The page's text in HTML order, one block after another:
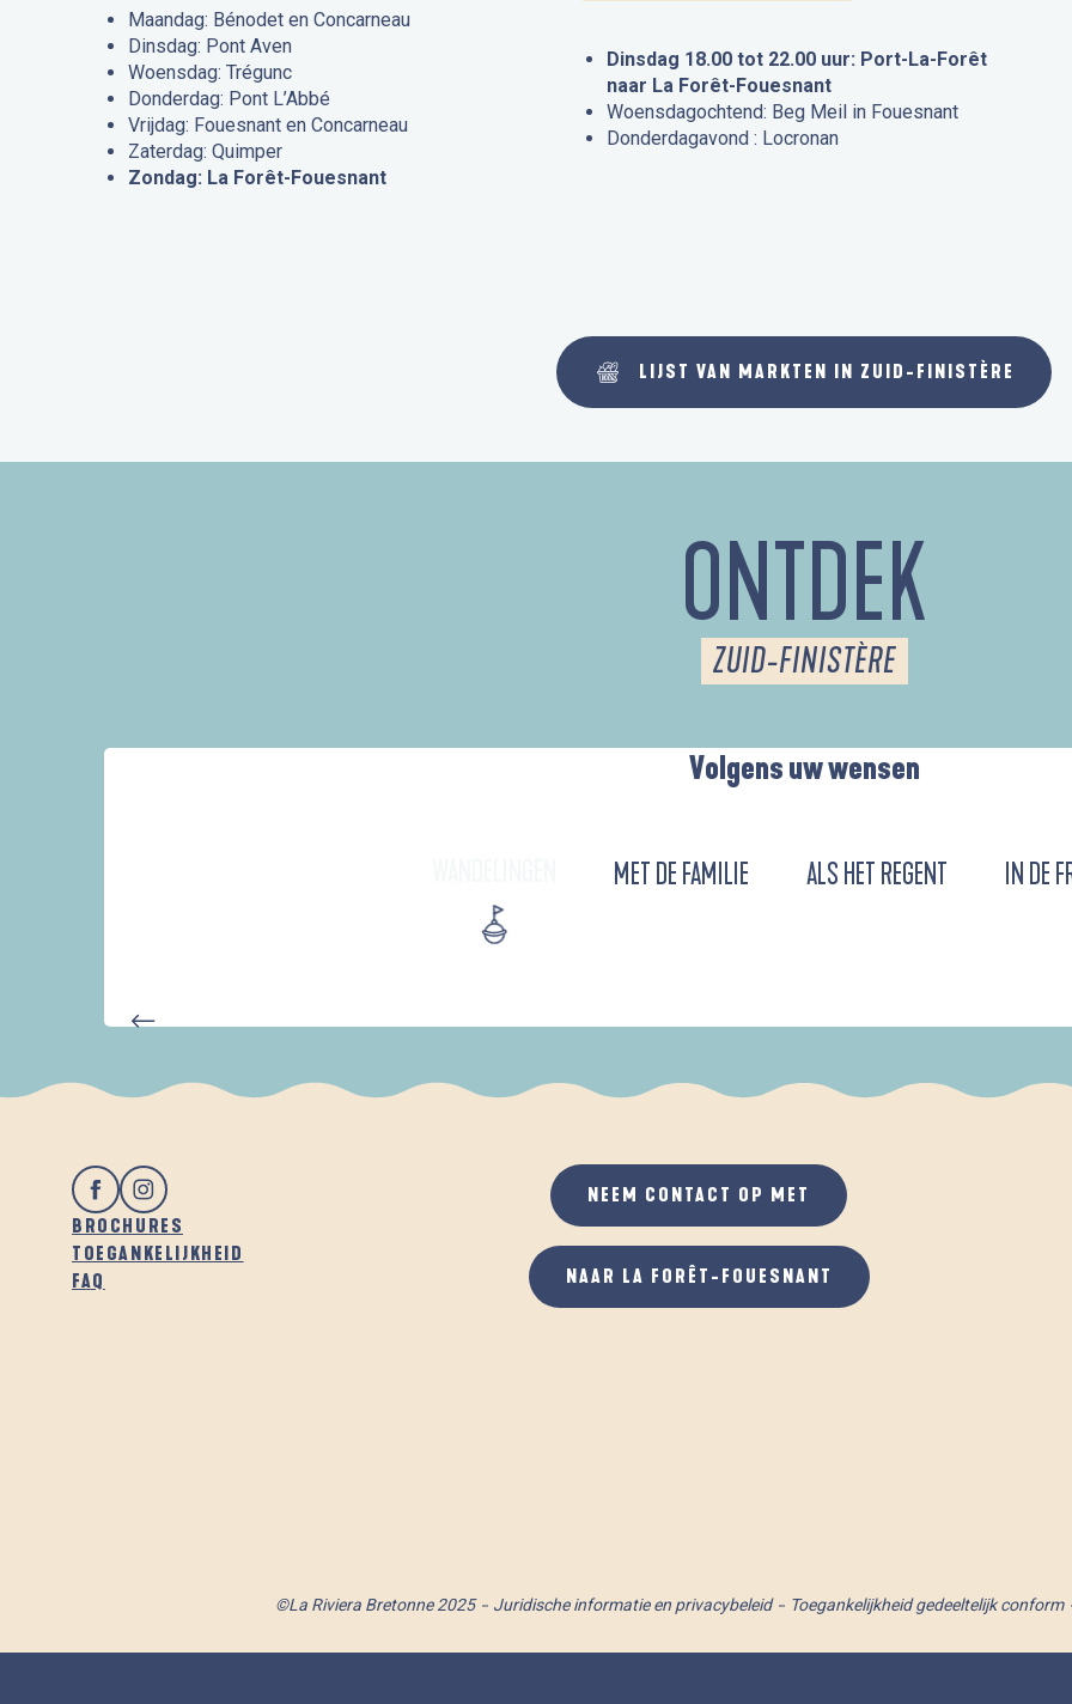
Maandag: Bénodet en Concarneau
Dinsdag: Pont Aven
Woensdag: Trégunc
Donderdag: Pont L’Abbé
Vrijdag: Fouesnant en Concarneau
Zaterdag: Quimper
Zondag: La Forêt-Fouesnant
Dinsdag 18.00 tot 22.00 uur: Port-La-Forêt
naar La Forêt-Fouesnant
Woensdagochtend: Beg Meil in Fouesnant
Donderdagavond : Locronan
LIJST VAN MARKTEN IN ZUID-FINISTÈRE
ONTDEK
ZUID-FINISTÈRE
Volgens uw wensen
MET DE FAMILIE ALS HET REGENT IN DE
BROCHURES
TOEGANKELIJKHEID
FAQ
NEEM CONTACT OP MET
NAAR LA FORÊT-FOUESNANT
©La Riviera Bretonne 2025 Juridische informatie en privacybeleid Toegankelijkheid gedeeltelijk conform